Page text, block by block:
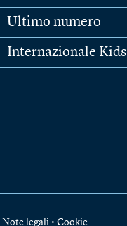
Ultimo numero
Internazionale Kids
Note legali • Cookie